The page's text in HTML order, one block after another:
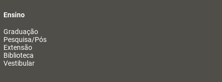
Ensino
Graduação
Pesquisa/Pós
Extensão
Biblioteca
Vestibular